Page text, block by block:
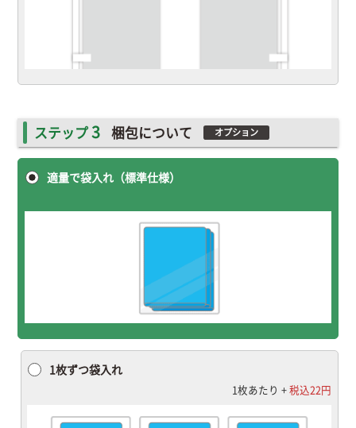
ステップ3 梱包について オプション
適量で袋入れ（標準仕様）
1枚ずつ袋入れ
1枚あたり +税込22円